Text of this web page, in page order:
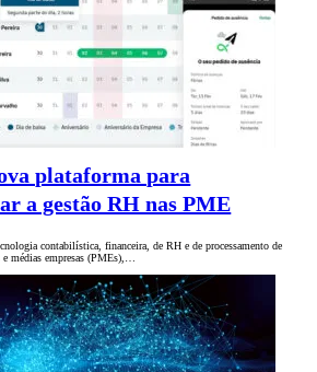
plataforma para
a gestão RH nas PME
contabilística, financeira, de RH e de processamento de
e médias empresas (PMEs),…